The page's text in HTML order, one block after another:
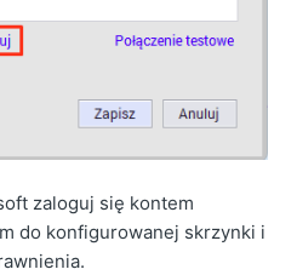
zaloguj się kontem
do konfigurowanej skrzynki i